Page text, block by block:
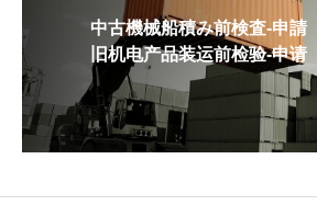
中古機械船積み前検査-申請
旧机电产品装运前检验-申请